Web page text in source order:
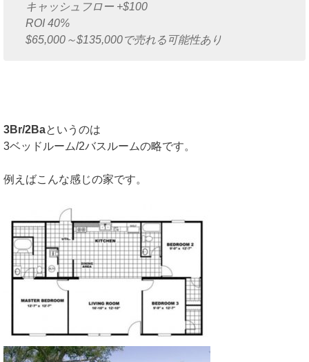
キャッシュフロー +$100
ROI 40%
$65,000～$135,000で売れる可能性あり
3Br/2Baというのは
3ベッドルーム/2バスルームの略です。
例えばこんな感じの家です。